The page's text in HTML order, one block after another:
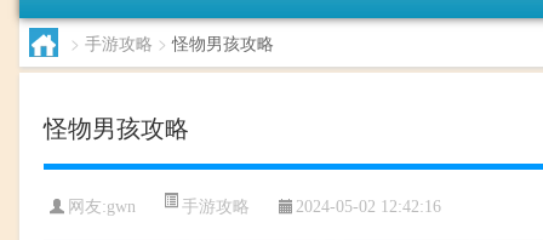
> 手游攻略 > 怪物男孩攻略
怪物男孩攻略
网友:gwn 手游攻略 2024-05-02 12:42:16